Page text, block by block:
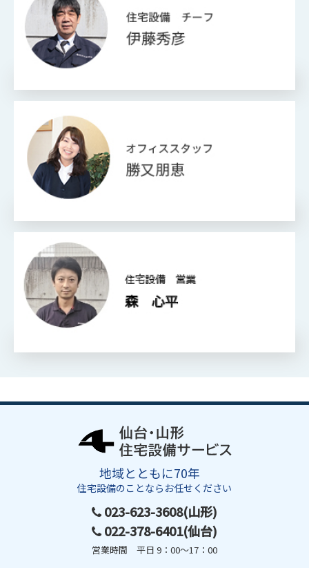
地域とともに70年
住宅設備のことならお任せください
023-623-3608(山形)
022-378-6401(仙台)
営業時間 平日 9：00～17：00